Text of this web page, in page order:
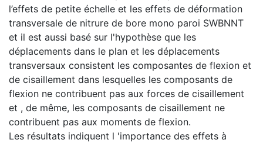
l’effets de petite échelle et les effets de déformation
transversale de nitrure de bore mono paroi SWBNNT
et il est aussi basé sur l'hypothèse que les
déplacements dans le plan et les déplacements
transversaux consistent les composantes de flexion et
de cisaillement dans lesquelles les composants de
flexion ne contribuent pas aux forces de cisaillement
et , de même, les composants de cisaillement ne
contribuent pas aux moments de flexion.
Les résultats indiquent l 'importance des effets à